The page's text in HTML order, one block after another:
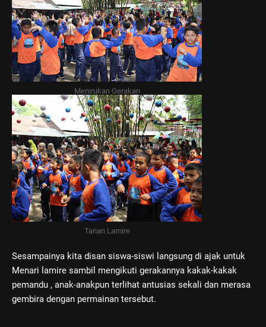
Menirukan Gerakan
Tarian Lamire
Sesampainya kita disan siswa-siswi langsung di ajak untuk
Menari lamire sambil mengikuti gerakannya kakak-kakak
pemandu , anak-anakpun terlihat antusias sekali dan merasa
gembira dengan permainan tersebut.